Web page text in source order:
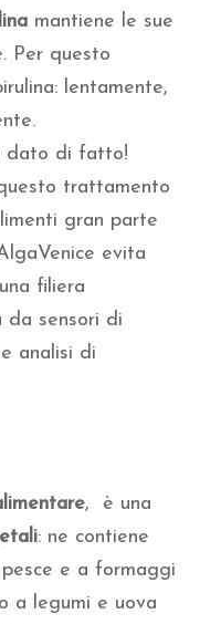
mantiene le sue
Per questo
lentamente,
dato di fatto!
trattamento
gran parte
evita
filiera
da sensori di
analisi di
, è una
: ne contiene
e a formaggi
a legumi e uova